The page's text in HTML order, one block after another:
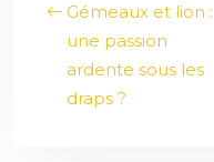
Gémeaux et lion :
une passion
ardente sous les
draps ?